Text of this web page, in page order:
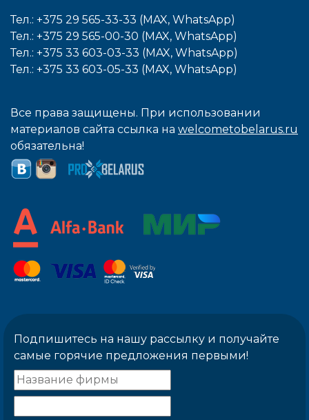
Тел.: +375 29 565-33-33 (MAX, WhatsApp)
Тел.: +375 29 565-00-30 (MAX, WhatsApp)
Тел.: +375 33 603-03-33 (MAX, WhatsApp)
Тел.: +375 33 603-05-33 (MAX, WhatsApp)
Все права защищены. При использовании
материалов сайта ссылка на welcometobelarus.ru
обязательна!
Подпишитесь на нашу рассылку и получайте
самые горячие предложения первыми!